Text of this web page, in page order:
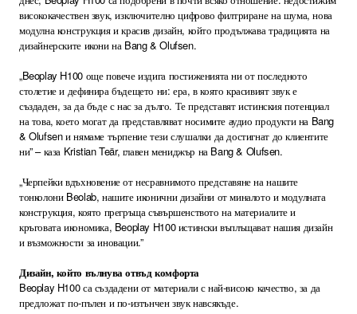
висококачествен звук, изключително цифрово филтриране на шума, нова
модулна конструкция и красив дизайн, който продължава традицията на
дизайнерските икони на Bang & Olufsen.
„Beoplay H100 още повече издига постиженията ни от последното
столетие и дефинира бъдещето ни: ера, в която красивият звук е
създаден, за да бъде с нас за дълго. Те представят истинския потенциал
на това, което могат да представляват носимите аудио продукти на Bang
& Olufsen и нямаме търпение тези слушалки да достигнат до клиентите
ни” – каза Kristian Teär, главен мениджър на Bang & Olufsen.
„Черпейки вдъхновение от несравнимото представяне на нашите
тонколони Beolab, нашите иконични дизайни от миналото и модулната
конструкция, която прегръща съвършенството на материалите и
кръговата икономика, Beoplay H100 истински въплъщават нашия дизайн
и възможности за иновации.”
Дизайн, който вълнува отвъд комфорта
Beoplay H100 са създадени от материали с най-високо качество, за да
предложат по-пълен и по-изтънчен звук навсякъде.